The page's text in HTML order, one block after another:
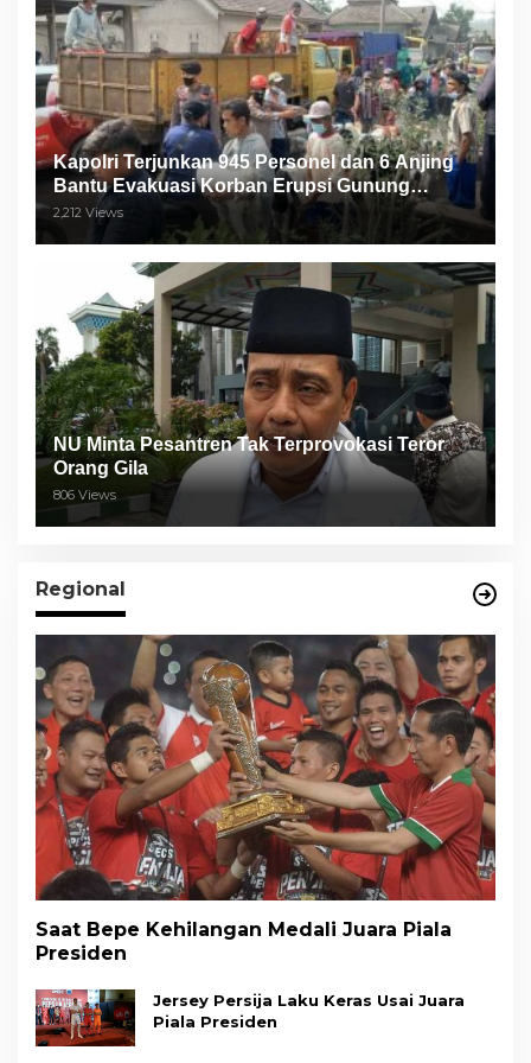
Kapolri Terjunkan 945 Personel dan 6 Anjing
Bantu Evakuasi Korban Erupsi Gunung
Semeru
2,212 Views
NU Minta Pesantren Tak Terprovokasi Teror
Orang Gila
806 Views
Regional
Saat Bepe Kehilangan Medali Juara Piala
Presiden
Jersey Persija Laku Keras Usai Juara
Piala Presiden